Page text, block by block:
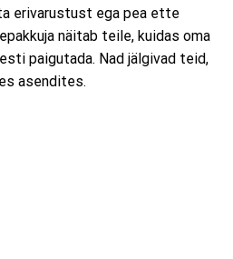
erivarustust ega pea ette
näitab teile, kuidas oma
paigutada. Nad jälgivad teid,
asendites.